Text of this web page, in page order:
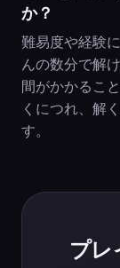
か？
難易度や経験
んの数分で解
間がかかるこ
くにつれ、解
す。
プレ